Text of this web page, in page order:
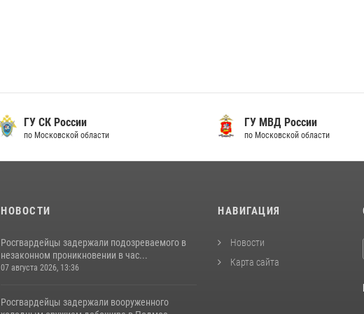
ГУ СК России
по Московской области
ГУ МВД России
по Московской области
НОВОСТИ
Росгвардейцы задержали подозреваемого в
незаконном проникновении в час...
07 августа 2026, 13:36
Росгвардейцы задержали вооруженного
НАВИГАЦИЯ
Новости
Карта сайта